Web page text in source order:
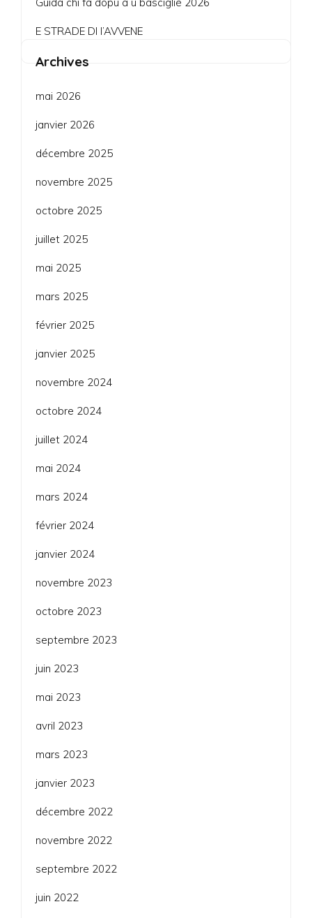
E STRADE DI l’AVVENE
Archives
mai 2026
janvier 2026
décembre 2025
novembre 2025
octobre 2025
juillet 2025
mai 2025
mars 2025
février 2025
janvier 2025
novembre 2024
octobre 2024
juillet 2024
mai 2024
mars 2024
février 2024
janvier 2024
novembre 2023
octobre 2023
septembre 2023
juin 2023
mai 2023
avril 2023
mars 2023
janvier 2023
décembre 2022
novembre 2022
septembre 2022
juin 2022